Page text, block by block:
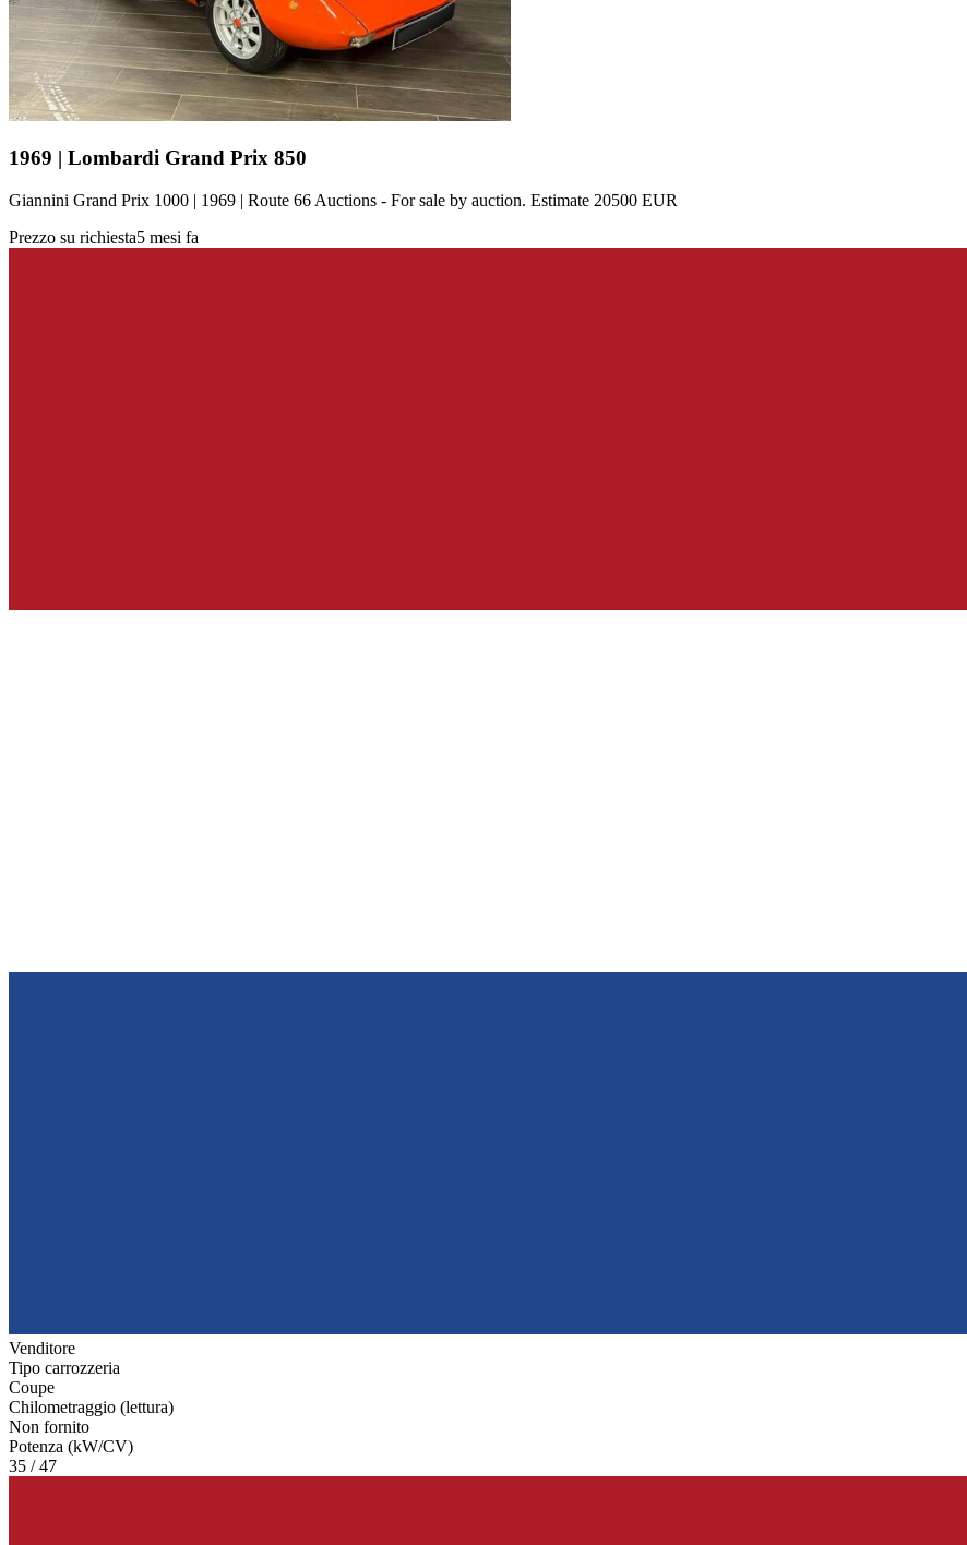
1969 | Lombardi Grand Prix 850
Giannini Grand Prix 1000 | 1969 | Route 66 Auctions - For sale by auction. Estimate 20500 EUR
Prezzo su richiesta5 mesi fa
Venditore
Tipo carrozzeria
Coupe
Chilometraggio (lettura)
Non fornito
Potenza (kW/CV)
35 / 47